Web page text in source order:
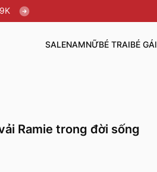
SALENAMNỮBÉ TRAIBÉ GÁI
Ramie trong đời sống